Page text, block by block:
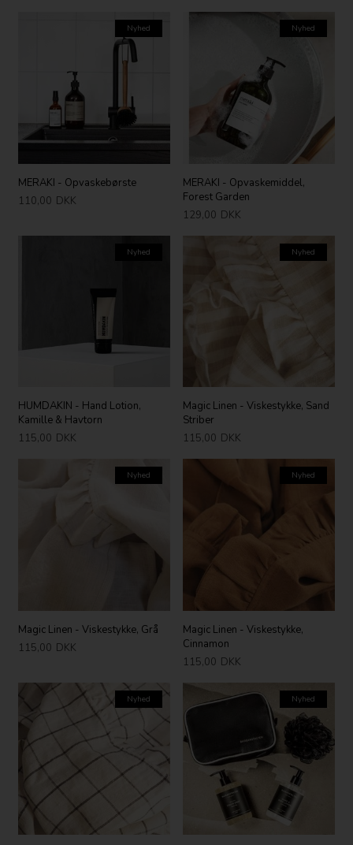
Nyhed
MERAKI - Opvaskebørste
110,00 DKK
Nyhed
MERAKI - Opvaskemiddel,
Forest Garden
129,00 DKK
Nyhed
HUMDAKIN - Hand Lotion,
Kamille & Havtorn
115,00 DKK
Nyhed
Magic Linen - Viskestykke, Sand
Striber
115,00 DKK
Nyhed
Magic Linen - Viskestykke, Grå
115,00 DKK
Nyhed
Magic Linen - Viskestykke,
Cinnamon
115,00 DKK
Nyhed Nyhed